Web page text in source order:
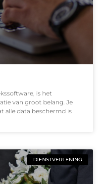
is het
van groot belang. Je
alle data beschermd is
DIENSTVERLENING